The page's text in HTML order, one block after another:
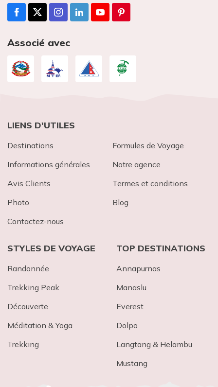
Associé avec
LIENS D'UTILES
Destinations
Formules de Voyage
Informations générales
Notre agence
Avis Clients
Termes et conditions
Photo
Blog
Contactez-nous
STYLES DE VOYAGE
Randonnée
Trekking Peak
Découverte
Méditation & Yoga
Trekking
TOP DESTINATIONS
Annapurnas
Mana​slu
Everest
Dolpo
Langtang & Helambu
Mustang